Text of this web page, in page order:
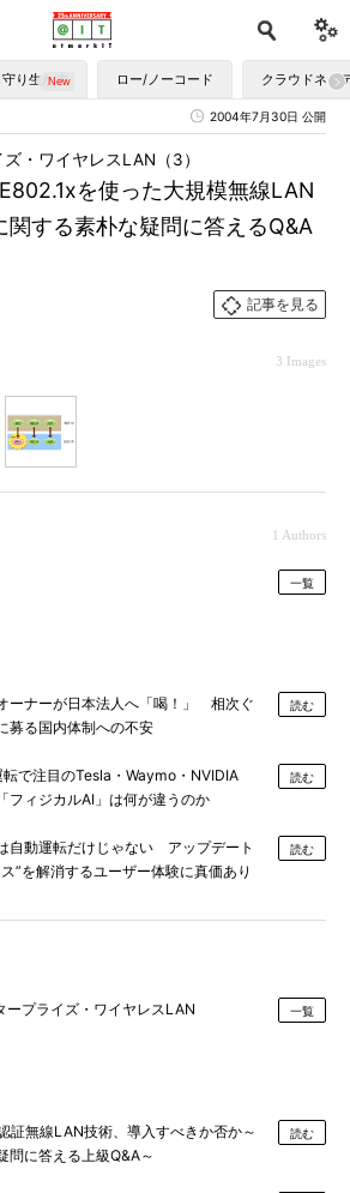
り生かす ロー/ノーコード クラウドネイ
2004年7月30日 公開
を使った大規模無線LAN
関する素朴な疑問に答えるQ&A
・ワイヤレスLAN（3）
記事を見る
3 Images
1 Authors
一覧
ーナーが日本法人へ「喝！」 相次ぐ
募る国内体制への不安
読む
転で注目のTesla・Waymo・NVIDIA
フィジカルAI」は何が違うのか
読む
自動運転だけじゃない アップデート
”を解消するユーザー体験に真価あり
読む
ープライズ・ワイヤレスLAN 一覧
証無線LAN技術、導入すべきか否か～
問に答える上級Q&A～
読む